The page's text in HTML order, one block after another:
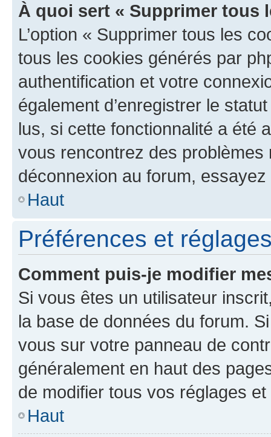
À quoi sert « Supprimer tous
L’option « Supprimer tous les
tous les cookies générés par
authentification et votre
également d’enregistrer le
lus, si cette fonctionnalité a été
vous rencontrez des
déconnexion au forum,
Haut
Préférences et
Comment puis-je modifier
Si vous êtes un utilisateur
la base de données du forum.
vous sur votre panneau de
généralement en haut des
de modifier tous vos réglages
Haut